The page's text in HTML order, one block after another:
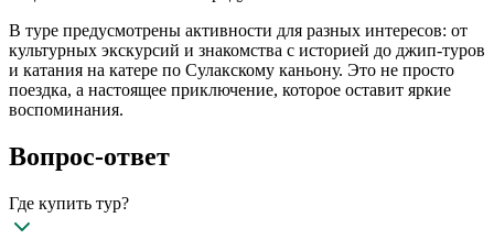
В туре предусмотрены активности для разных интересов: от
культурных экскурсий и знакомства с историей до джип-туров
и катания на катере по Сулакскому каньону. Это не просто
поездка, а настоящее приключение, которое оставит яркие
воспоминания.
Вопрос-ответ
Где купить тур?